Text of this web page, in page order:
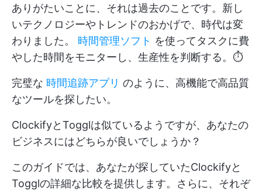
ありがたいことに、それは過去のことです。新し
いテクノロジーやトレンドのおかげで、時代は変
わりました。 時間管理ソフト を使ってタスクに費
やした時間をモニターし、生産性を判断する。⏱
完璧な 時間追跡アプリ のように、高機能で高品質
なツールを探したい。
ClockifyとTogglは似ているようですが、あなたの
ビジネスにはどちらが良いでしょうか？
このガイドでは、あなたが探していたClockifyと
Togglの詳細な比較を提供します。さらに、それぞ